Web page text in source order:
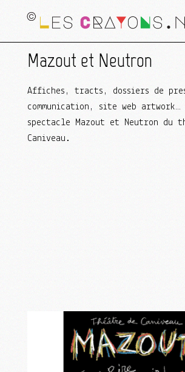
Mazout et Neutron
Affiches, tracts, dossiers de
communication, site web
spectacle Mazout et Neutron du
Caniveau.